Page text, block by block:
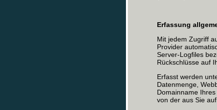
Erfassung
Mit jedem Zugriff
Provider
Server-Logfiles
Rückschlüsse auf
Erfasst werden
Datenmenge,
Domainname
von der aus Sie